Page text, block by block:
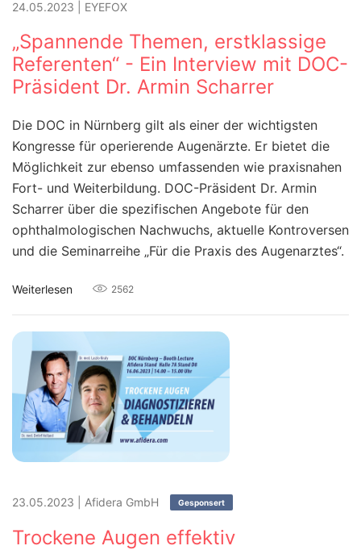
24.05.2023 EYEFOX
„Spannende Themen, erstklassige
Referenten“ - Ein Interview mit DOC-
Präsident Dr. Armin Scharrer
Die DOC in Nürnberg gilt als einer der wichtigsten
Kongresse für operierende Augenärzte. Er bietet die
Möglichkeit zur ebenso umfassenden wie praxisnahen
Fort- und Weiterbildung. DOC-Präsident Dr. Armin
Scharrer über die spezifischen Angebote für den
ophthalmologischen Nachwuchs, aktuelle Kontroversen
und die Seminarreihe „Für die Praxis des Augenarztes“.
Weiterlesen 2562
23.05.2023 Afidera GmbH Gesponsert
Trockene Augen effektiv